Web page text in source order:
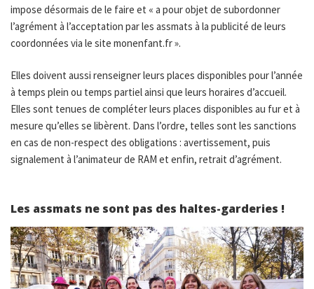
impose désormais de le faire et « a pour objet de subordonner
l’agrément à l’acceptation par les assmats à la publicité de leurs
coordonnées via le site monenfant.fr ».
Elles doivent aussi renseigner leurs places disponibles pour l’année
à temps plein ou temps partiel ainsi que leurs horaires d’accueil.
Elles sont tenues de compléter leurs places disponibles au fur et à
mesure qu’elles se libèrent. Dans l’ordre, telles sont les sanctions
en cas de non-respect des obligations : avertissement, puis
signalement à l’animateur de RAM et enfin, retrait d’agrément.
Les assmats ne sont pas des haltes-garderies !